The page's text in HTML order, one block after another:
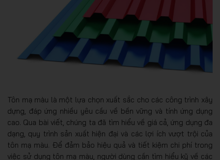
Tôn mạ màu là một lựa chọn xuất sắc cho các công trình xây
dựng, đáp ứng nhiều yêu cầu về bền vững và tính ứng dụng
cao. Qua bài viết, chúng ta đã tìm hiểu về giá cả, ứng dụng đa
dạng, quy trình sản xuất hiện đại và các lợi ích vượt trội của
tôn mạ màu. Để đảm bảo hiệu quả và tiết kiệm chi phí trong
việc sử dụng tôn mạ màu, người dùng cần tìm hiểu kỹ về các